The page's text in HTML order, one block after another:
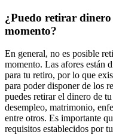
¿Puedo retirar
momento?
En general, no es posible
momento. Las afores están
para tu retiro, por lo que
para poder disponer de los
puedes retirar el dinero de
desempleo, matrimonio,
entre otros. Es importante
requisitos establecidos por